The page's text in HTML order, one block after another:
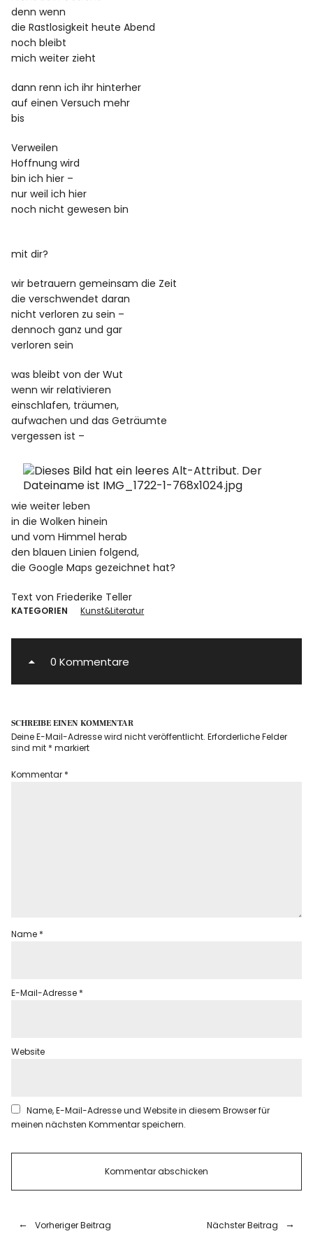
denn wenn
die Rastlosigkeit heute Abend
noch bleibt
mich weiter zieht
dann renn ich ihr hinterher
auf einen Versuch mehr
bis
Verweilen
Hoffnung wird
bin ich hier –
nur weil ich hier
noch nicht gewesen bin
mit dir?
wir betrauern gemeinsam die Zeit
die verschwendet daran
nicht verloren zu sein –
dennoch ganz und gar
verloren sein
was bleibt von der Wut
wenn wir relativieren
einschlafen, träumen,
aufwachen und das Geträumte
vergessen ist –
wie weiter leben
in die Wolken hinein
und vom Himmel herab
den blauen Linien folgend,
die Google Maps gezeichnet hat?
Text von Friederike Teller
KATEGORIEN Kunst&Literatur
0 Kommentare
SCHREIBE EINEN KOMMENTAR
Deine E-Mail-Adresse wird nicht veröffentlicht. Erforderliche Felder
sind mit * markiert
Kommentar *
Name *
E-Mail-Adresse *
Website
Name, E-Mail-Adresse und Website in diesem Browser für
meinen nächsten Kommentar speichern.
Vorheriger Beitrag
Nächster Beitrag